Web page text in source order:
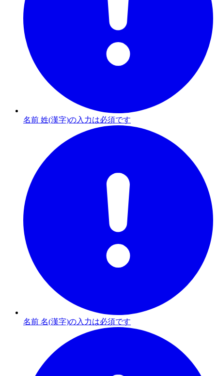
名前 姓(漢字)の入力は必須です
名前 名(漢字)の入力は必須です